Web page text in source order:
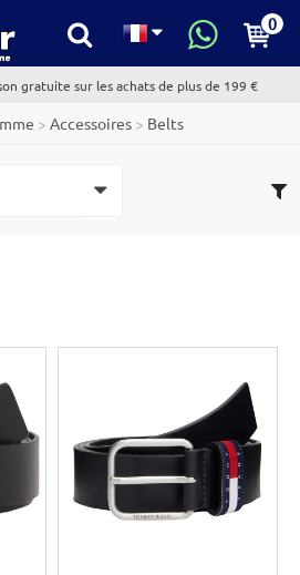
0
gratuite sur les achats de plus de 199 €
> Accessoires > Belts